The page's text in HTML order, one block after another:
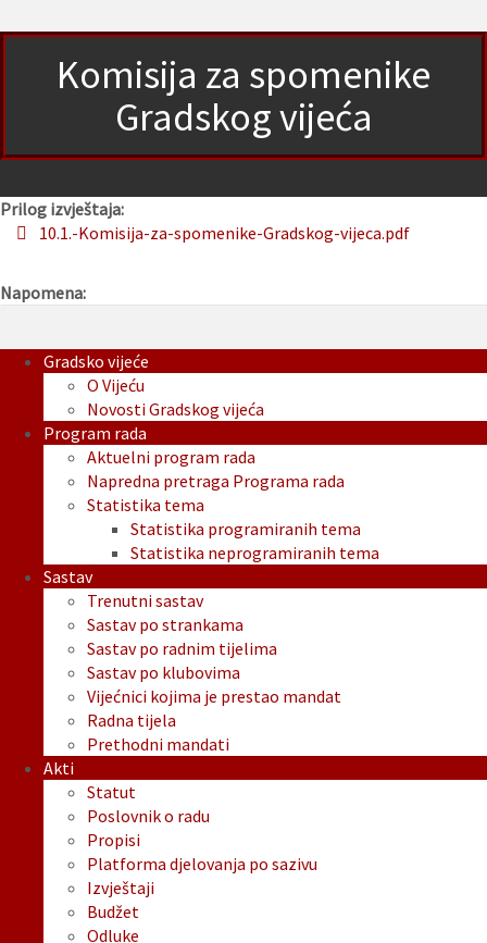
Komisija za spomenike
Gradskog vijeća
Prilog izvještaja:
10.1.-Komisija-za-spomenike-Gradskog-vijeca.pdf
Napomena:
Gradsko vijeće
O Vijeću
Novosti Gradskog vijeća
Program rada
Aktuelni program rada
Napredna pretraga Programa rada
Statistika tema
Statistika programiranih tema
Statistika neprogramiranih tema
Sastav
Trenutni sastav
Sastav po strankama
Sastav po radnim tijelima
Sastav po klubovima
Vijećnici kojima je prestao mandat
Radna tijela
Prethodni mandati
Akti
Statut
Poslovnik o radu
Propisi
Platforma djelovanja po sazivu
Izvještaji
Budžet
Odluke